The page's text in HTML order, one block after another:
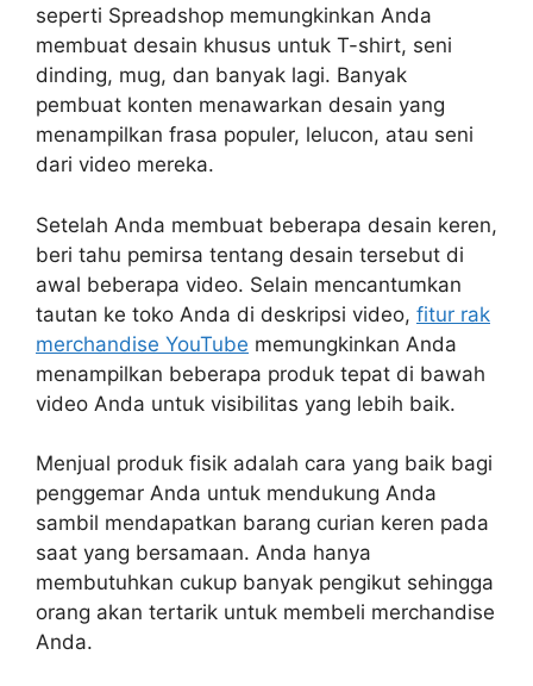
seperti Spreadshop memungkinkan Anda
membuat desain khusus untuk T-shirt, seni
dinding, mug, dan banyak lagi. Banyak
pembuat konten menawarkan desain yang
menampilkan frasa populer, lelucon, atau seni
dari video mereka.
Setelah Anda membuat beberapa desain keren,
beri tahu pemirsa tentang desain tersebut di
awal beberapa video. Selain mencantumkan
tautan ke toko Anda di deskripsi video, fitur rak
merchandise YouTube memungkinkan Anda
menampilkan beberapa produk tepat di bawah
video Anda untuk visibilitas yang lebih baik.
Menjual produk fisik adalah cara yang baik bagi
penggemar Anda untuk mendukung Anda
sambil mendapatkan barang curian keren pada
saat yang bersamaan. Anda hanya
membutuhkan cukup banyak pengikut sehingga
orang akan tertarik untuk membeli merchandise
Anda.